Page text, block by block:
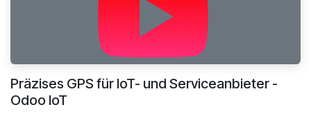
Präzises GPS für IoT- und Serviceanbieter -
Odoo IoT